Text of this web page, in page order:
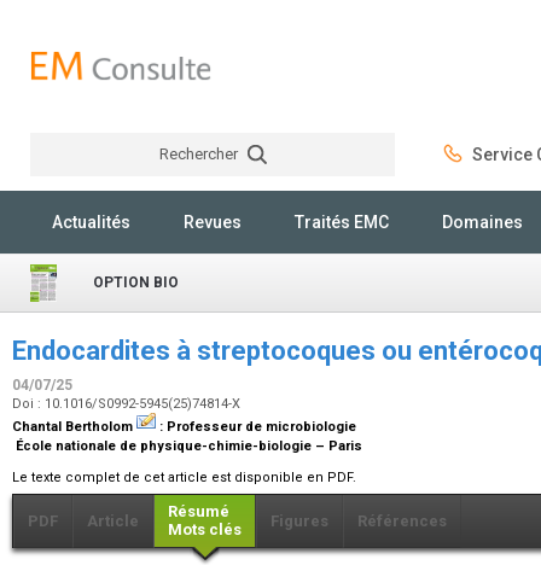
Rechercher Service
Actualités Revues Traités EMC Domaines
OPTION BIO
Endocardites à streptocoques ou
04/07/25
Doi : 10.1016/S0992-5945(25)74814-X
Chantal Bertholom
: Professeur de microbiologie
École nationale de physique-chimie-biologie – Paris
Le texte complet de cet article est disponible en PDF.
PDF Article
Résumé
Mots clés
Figures Références